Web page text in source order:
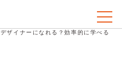
ザイナーになれる？効率的に学べる